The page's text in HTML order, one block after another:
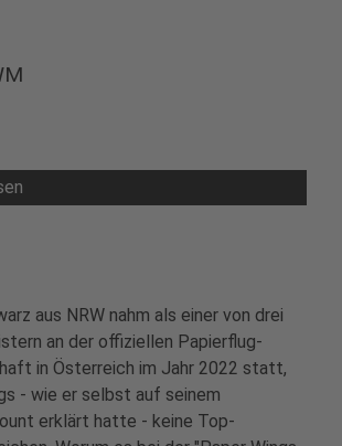
aus NRW nahm als einer von drei
an der offiziellen Papierflug-
in Österreich im Jahr 2022 statt,
- wie er selbst auf seinem
erklärt hatte - keine Top-